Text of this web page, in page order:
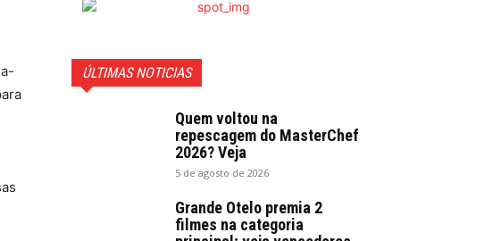
ÚLTIMAS NOTICIAS
Quem voltou na
repescagem do MasterChef
2026? Veja
5 de agosto de 2026
Grande Otelo premia 2
filmes na categoria